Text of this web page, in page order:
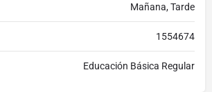
Mañana, Tarde
1554674
Educación Básica Regular